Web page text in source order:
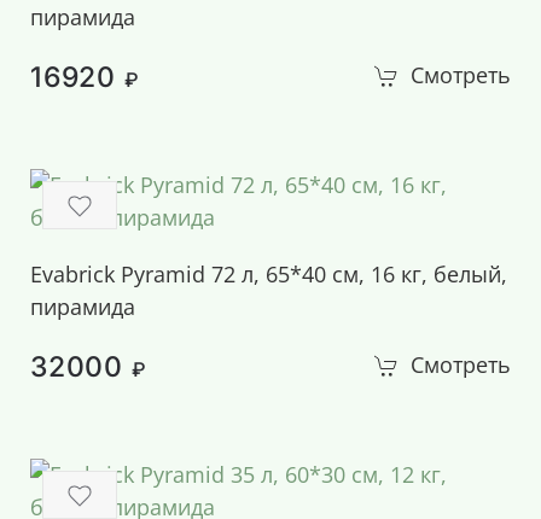
пирамида
16920 ₽ Смотреть
Evabrick Pyramid 72 л, 65*40 см, 16 кг, белый,
пирамида
32000 ₽ Смотреть